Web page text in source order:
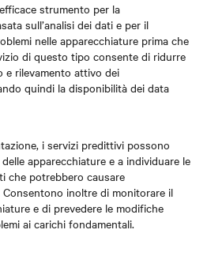
strumento per la
sull’analisi dei dati e per il
nelle apparecchiature prima che
di questo tipo consente di ridurre
e rilevamento attivo dei
quindi la disponibilità dei data
i servizi predittivi possono
apparecchiature e a individuare le
che potrebbero causare
Consentono inoltre di monitorare il
e di prevedere le modifiche
ai carichi fondamentali.